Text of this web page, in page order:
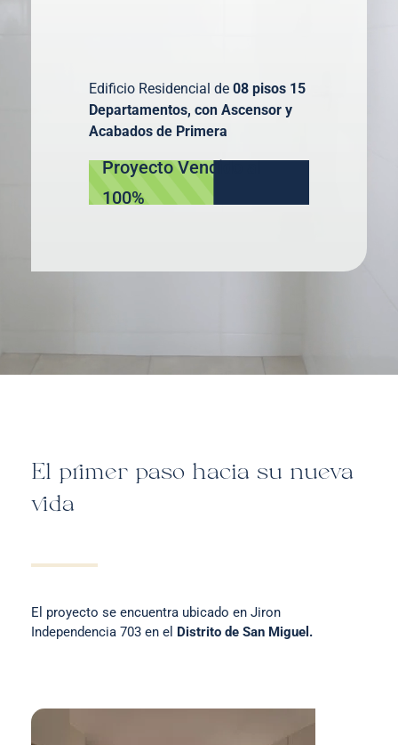
Edificio Residencial de 08 pisos 15
Departamentos, con Ascensor y
Acabados de Primera
Proyecto Vendido al
100%
El primer paso hacia su nueva
vida
El proyecto se encuentra ubicado en Jiron
Independencia 703 en el Distrito de San Miguel.